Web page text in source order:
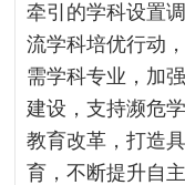
牵引的学科设置
流学科培优行动
需学科专业，加
建设，支持濒危
教育改革，打造
育，不断提升自